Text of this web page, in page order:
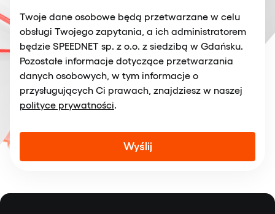
Twoje dane osobowe będą przetwarzane w celu
obsługi Twojego zapytania, a ich administratorem
będzie SPEEDNET sp. z o.o. z siedzibą w Gdańsku.
Pozostałe informacje dotyczące przetwarzania
danych osobowych, w tym informacje o
przysługujących Ci prawach, znajdziesz w naszej
polityce prywatności.